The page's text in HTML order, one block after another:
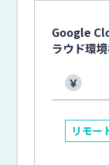
Google
ラウド環
リモー